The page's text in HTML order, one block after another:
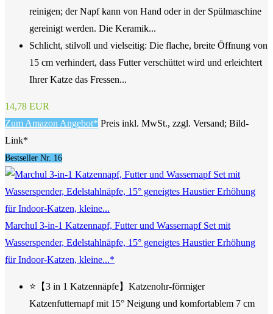
reinigen; der Napf kann von Hand oder in der Spülmaschine
gereinigt werden. Die Keramik...
Schlicht, stilvoll und vielseitig: Die flache, breite Öffnung von
15 cm verhindert, dass Futter verschüttet wird und erleichtert
Ihrer Katze das Fressen...
14,78 EUR
Zum Amazon Angebot* Preis inkl. MwSt., zzgl. Versand; Bild-
Link*
Bestseller Nr. 16
Marchul 3-in-1 Katzennapf, Futter und Wassernapf Set mit
Wasserspender, Edelstahlnäpfe, 15° geneigtes Haustier Erhöhung
für Indoor-Katzen, kleine...*
⭐【3 in 1 Katzennäpfe】Katzenohr-förmiger
Katzenfutternapf mit 15° Neigung und komfortablem 7 cm